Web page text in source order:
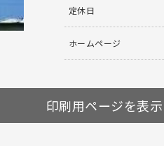
定休日
ホームページ
印刷用ページを表示